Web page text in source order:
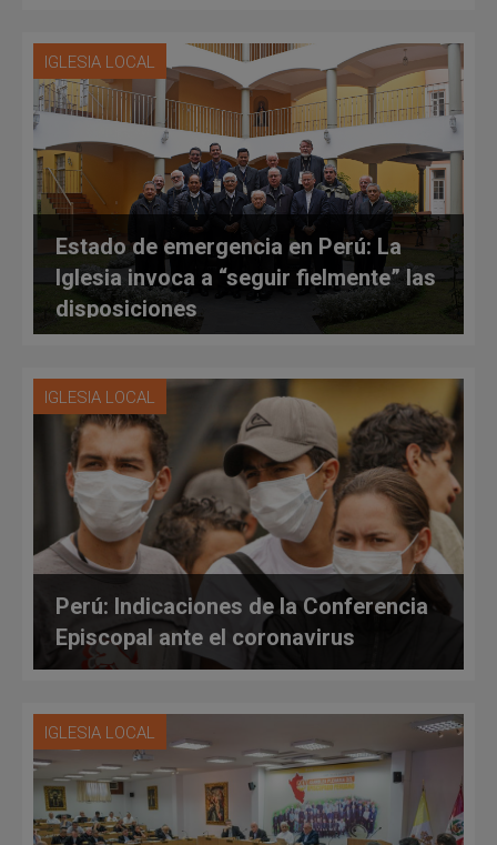
IGLESIA LOCAL
Estado de emergencia en Perú: La
Iglesia invoca a “seguir fielmente” las
disposiciones
IGLESIA LOCAL
Perú: Indicaciones de la Conferencia
Episcopal ante el coronavirus
IGLESIA LOCAL